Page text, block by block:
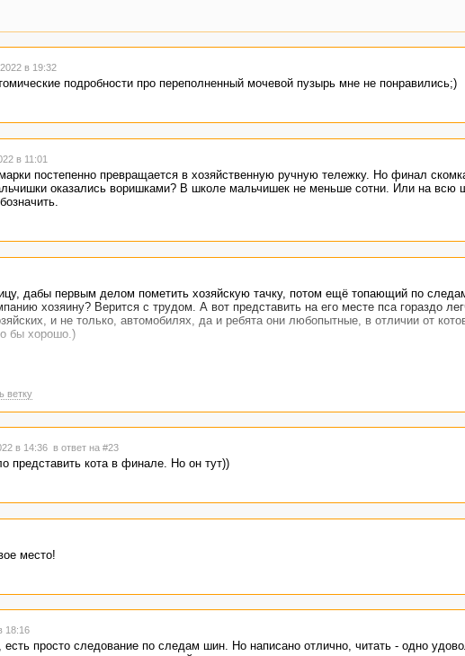
в 19:32
подробности про переполненный мочевой пузырь мне не понравились;)
в 11:01
постепенно превращается в хозяйственную ручную тележку. Но финал
оказались воришками? В школе мальчишек не меньше сотни. Или на всю
дабы первым делом пометить хозяйскую тачку, потом ещё топающий по
хозяину? Верится с трудом. А вот представить на его месте пса гораздо
и не только, автомобилях, да и ребята они любопытные, в отличии от
бы хорошо.)
ветку
в 14:36 в ответ на #23
представить кота в финале. Но он тут))
место!
18:16
просто следование по следам шин. Но написано отлично, читать - одно